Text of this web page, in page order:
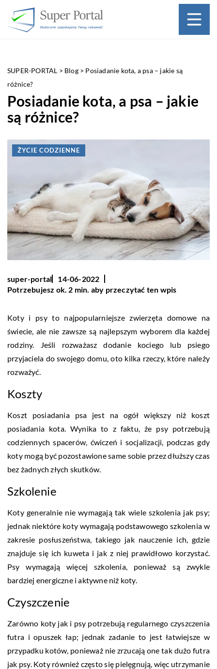
SUPER-PORTAL > Blog> Posiadanie kota, a psa – jakie są
różnice?
Posiadanie kota, a psa – jakie
są różnice?
ŻYCIE CODZIENNE
super-portal
14-06-2022
Potrzebujesz ok. 2 min. aby przeczytać ten wpis
Koty i psy to najpopularniejsze zwierzęta domowe na
świecie, ale nie zawsze są najlepszym wyborem dla każdej
rodziny. Jeśli rozważasz dodanie kociego lub psiego
przyjaciela do swojego domu, oto kilka rzeczy, które należy
rozważyć.
Koszty
Koszt posiadania psa jest na ogół większy niż koszt
posiadania kota. Wynika to z faktu, że psy potrzebują
codziennych spacerów, ćwiczeń i socjalizacji, podczas gdy
koty mogą być pozostawione same sobie przez dłuższy czas
bez żadnych złych skutków.
Szkolenie
Koty generalnie nie wymagają tak wiele szkolenia jak psy;
jednak niektóre koty wymagają podstawowego szkolenia w
zakresie posłuszeństwa, takiego jak nauczenie ich, gdzie
znajduje się ich kuweta i jak z niej prawidłowo korzystać.
Psy wymagają więcej szkolenia, ponieważ są zwykle
bardziej energiczne i aktywne niż koty.
Czyszczenie
Zarówno koty jak i psy potrzebują regularnego czyszczenia
futra i opuszek łap; jednak zadanie to jest łatwiejsze w
przypadku kotów, ponieważ nie zrzucają one tak dużo futra
jak psy. Koty również często się pielęgnują, więc utrzymanie